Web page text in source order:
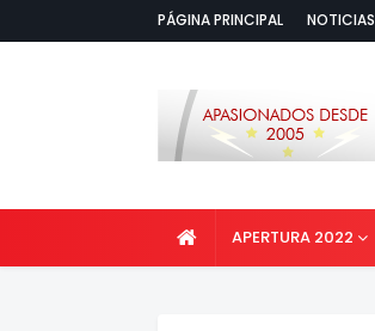
PÁGINA PRINCIPAL NOTICIAS
APERTURA 2022